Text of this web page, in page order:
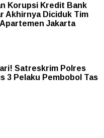
Korupsi Kredit Bank
Akhirnya Diciduk Tim
Jakarta
Satreskrim Polres
3 Pelaku Pembobol Tas